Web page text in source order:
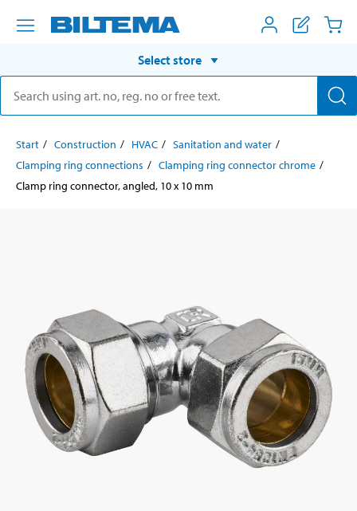
Select store
Start Construction HVAC
Sanitation and water
Clamping ring connections
Clamping ring connector chrome
Clamp ring connector, angled, 10 x 10 mm